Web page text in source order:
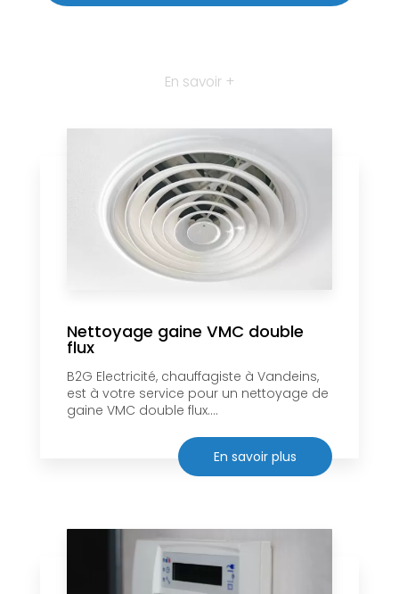
En savoir +
Nettoyage gaine VMC double
flux
B2G Electricité, chauffagiste à Vandeins,
est à votre service pour un nettoyage de
gaine VMC double flux....
En savoir plus